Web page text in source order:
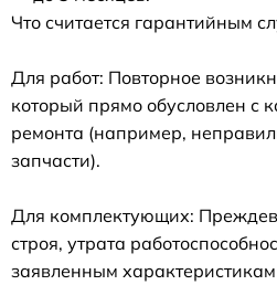
Что считается гарантийным
Для работ: Повторное
который прямо обусловлен с
ремонта (например,
запчасти).
Для комплектующих:
строя, утрата
заявленным